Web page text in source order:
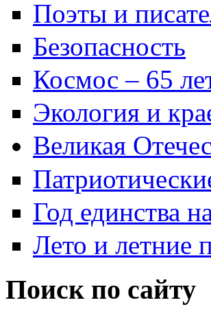
Поэты и
Безопасность
Космос – 65
Экология и
Великая
Год единства
Лето и летние
Поиск по сайту